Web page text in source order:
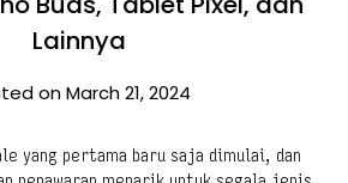
Lainnya
on March 21, 2024
yang pertama baru saja dimulai, dan